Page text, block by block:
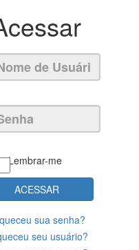
Lembrar-me
ACESSAR
sua senha?
seu usuário?